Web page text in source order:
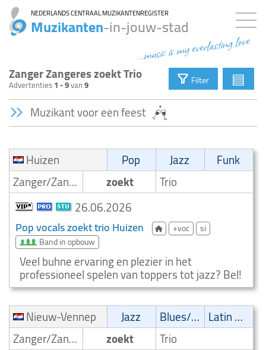
NEDERLANDS CENTRAAL MUZIKANTENREGISTER
Muzikanten-in-jouw-stad
...music is my everlasting love
Zanger Zangeres zoekt Trio
Advertenties1 - 9van9 Filter ▤
Muzikant voor een feest
Huizen Pop Jazz
Funk
Zanger/Zangeres
zoekt
Trio
26.06.2026
Pop vocals zoekt trio Huizen +voc
si
Band in opbouw
Veel buhne ervaring en plezier in het
professioneel spelen van toppers tot jazz? Bel!
Nieuw-Vennep
Jazz Blues/Swing
Latin muziek
Zanger/Zangeres
zoekt
Trio